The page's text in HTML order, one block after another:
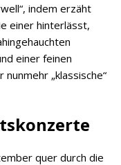
indem erzäht
einer hinterlässt,
einer feinen
„klassische“
quer durch die